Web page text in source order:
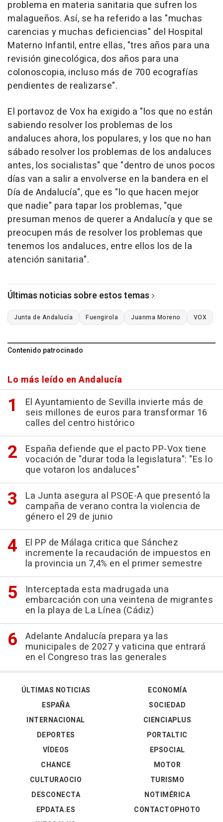
problema en materia sanitaria que sufren los
malagueños. Así, se ha referido a las "muchas
carencias y muchas deficiencias" del Hospital
Materno Infantil, entre ellas, "tres años para una
revisión ginecológica, dos años para una
colonoscopia, incluso más de 700 ecografías
pendientes de realizarse".
El portavoz de Vox ha exigido a "los que no están
sabiendo resolver los problemas de los
andaluces ahora, los populares, y los que no han
sábado resolver los problemas de los andaluces
antes, los socialistas" que "dentro de unos pocos
días van a salir a envolverse en la bandera en el
Día de Andalucía", que es "lo que hacen mejor
que nadie" para tapar los problemas, "que
presuman menos de querer a Andalucía y que se
preocupen más de resolver los problemas que
tenemos los andaluces, entre ellos los de la
atención sanitaria".
Últimas noticias sobre estos temas
Junta de Andalucía Fuengirola Juanma Moreno VOX
Contenido patrocinado
Lo más leído en Andalucía
El Ayuntamiento de Sevilla invierte más de
seis millones de euros para transformar 16
calles del centro histórico
España defiende que el pacto PP-Vox tiene
vocación de "durar toda la legislatura": "Es lo
que votaron los andaluces"
La Junta asegura al PSOE-A que presentó la
campaña de verano contra la violencia de
género el 29 de junio
El PP de Málaga critica que Sánchez
incremente la recaudación de impuestos en
la provincia un 7,4% en el primer semestre
Interceptada esta madrugada una
embarcación con una veintena de migrantes
en la playa de La Línea (Cádiz)
Adelante Andalucía prepara ya las
municipales de 2027 y vaticina que entrará
en el Congreso tras las generales
ÚLTIMAS NOTICIAS
ESPAÑA
INTERNACIONAL
DEPORTES
VÍDEOS
ECONOMÍA
SOCIEDAD
CIENCIAPLUS
PORTALTIC
EPSOCIAL
CHANCE
CULTURAOCIO
DESCONECTA
EPDATA.ES
MOTOR
TURISMO
NOTIMÉRICA
CONTACTOPHOTO